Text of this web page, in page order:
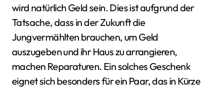
wird natürlich Geld sein. Dies ist aufgrund der
Tatsache, dass in der Zukunft die
Jungvermählten brauchen, um Geld
auszugeben und ihr Haus zu arrangieren,
machen Reparaturen. Ein solches Geschenk
eignet sich besonders für ein Paar, das in Kürze